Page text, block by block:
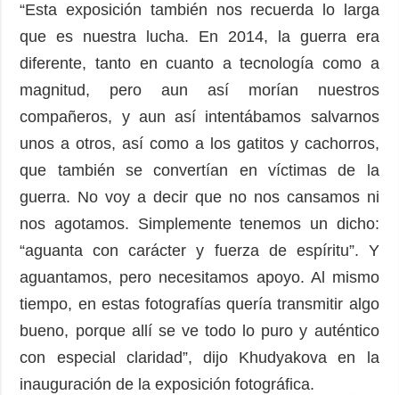
“Esta exposición también nos recuerda lo larga
que es nuestra lucha. En 2014, la guerra era
diferente, tanto en cuanto a tecnología como a
magnitud, pero aun así morían nuestros
compañeros, y aun así intentábamos salvarnos
unos a otros, así como a los gatitos y cachorros,
que también se convertían en víctimas de la
guerra. No voy a decir que no nos cansamos ni
nos agotamos. Simplemente tenemos un dicho:
“aguanta con carácter y fuerza de espíritu”. Y
aguantamos, pero necesitamos apoyo. Al mismo
tiempo, en estas fotografías quería transmitir algo
bueno, porque allí se ve todo lo puro y auténtico
con especial claridad”, dijo Khudyakova en la
inauguración de la exposición fotográfica.